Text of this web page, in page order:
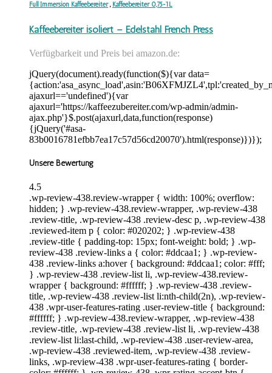
Full Immersion Kaffeebereiter, Kaffeebereiter 0,75-1L
Kaffeebereiter isoliert – Edelstahl French Press
Verfügbarkeit und Preis bei amazon.de:
jQuery(document).ready(function($){var data=
ajaxurl=='undefined'){var
ajaxurl='https://kaffeezubereiter.com/wp-admin/admin-
ajax.php'}$.post(ajaxurl,data,function(response)
{jQuery('#asa-
83b0016781efbb7ea17c57d56cd20070').html(response)})});
Unsere Bewertung
4.5
.wp-review-438.review-wrapper { width: 100%; overflow:
hidden; } .wp-review-438.review-wrapper, .wp-review-438
.review-title, .wp-review-438 .review-desc p, .wp-review-438
.reviewed-item p { color: #020202; } .wp-review-438
.review-title { padding-top: 15px; font-weight: bold; } .wp-
review-438 .review-links a { color: #ddcaa1; } .wp-review-
438 .review-links a:hover { background: #ddcaa1; color: #fff;
} .wp-review-438 .review-list li, .wp-review-438.review-
wrapper { background: #ffffff; } .wp-review-438 .review-
title, .wp-review-438 .review-list li:nth-child(2n), .wp-review-
438 .wpr-user-features-rating .user-review-title { background:
#ffffff; } .wp-review-438.review-wrapper, .wp-review-438
.review-title, .wp-review-438 .review-list li, .wp-review-438
.review-list li:last-child, .wp-review-438 .user-review-area,
.wp-review-438 .reviewed-item, .wp-review-438 .review-
links, .wp-review-438 .wpr-user-features-rating { border-